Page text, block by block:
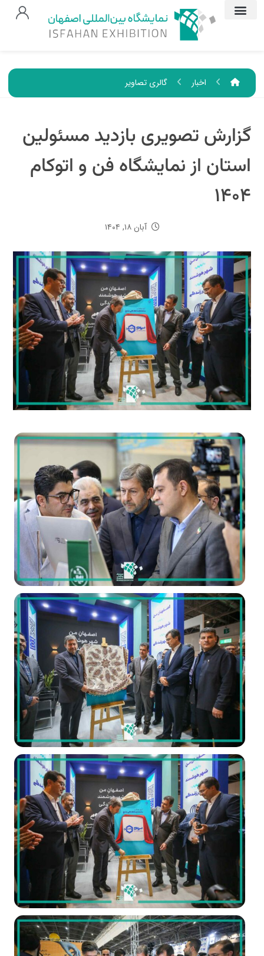
اخبار گالری تصاویر
گزارش تصویری بازدید مسئولین
استان از نمایشگاه فن و اتوکام
۱۴۰۴
آبان ۱۸, ۱۴۰۴